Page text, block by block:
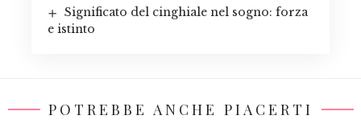
Significato del cinghiale nel sogno: forza
e istinto
POTREBBE ANCHE PIACERTI